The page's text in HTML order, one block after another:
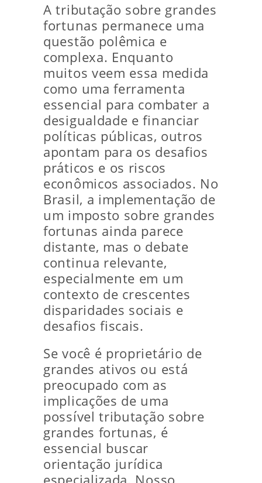
A tributação sobre grandes
fortunas permanece uma
questão polêmica e
complexa. Enquanto
muitos veem essa medida
como uma ferramenta
essencial para combater a
desigualdade e financiar
políticas públicas, outros
apontam para os desafios
práticos e os riscos
econômicos associados. No
Brasil, a implementação de
um imposto sobre grandes
fortunas ainda parece
distante, mas o debate
continua relevante,
especialmente em um
contexto de crescentes
disparidades sociais e
desafios fiscais.
Se você é proprietário de
grandes ativos ou está
preocupado com as
implicações de uma
possível tributação sobre
grandes fortunas, é
essencial buscar
orientação jurídica